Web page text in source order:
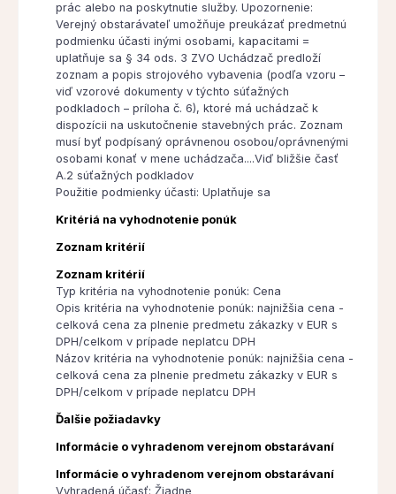
prác alebo na poskytnutie služby. Upozornenie:
Verejný obstarávateľ umožňuje preukázať predmetnú
podmienku účasti inými osobami, kapacitami =
uplatňuje sa § 34 ods. 3 ZVO Uchádzač predloží
zoznam a popis strojového vybavenia (podľa vzoru –
viď vzorové dokumenty v týchto súťažných
podkladoch – príloha č. 6), ktoré má uchádzač k
dispozícii na uskutočnenie stavebných prác. Zoznam
musí byť podpísaný oprávnenou osobou/oprávnenými
osobami konať v mene uchádzača....Viď bližšie časť
A.2 súťažných podkladov
Použitie podmienky účasti: Uplatňuje sa
Kritériá na vyhodnotenie ponúk
Zoznam kritérií
Zoznam kritérií
Typ kritéria na vyhodnotenie ponúk: Cena
Opis kritéria na vyhodnotenie ponúk: najnižšia cena -
celková cena za plnenie predmetu zákazky v EUR s
DPH/celkom v prípade neplatcu DPH
Názov kritéria na vyhodnotenie ponúk: najnižšia cena -
celková cena za plnenie predmetu zákazky v EUR s
DPH/celkom v prípade neplatcu DPH
Ďalšie požiadavky
Informácie o vyhradenom verejnom obstarávaní
Informácie o vyhradenom verejnom obstarávaní
Vyhradená účasť: Žiadne